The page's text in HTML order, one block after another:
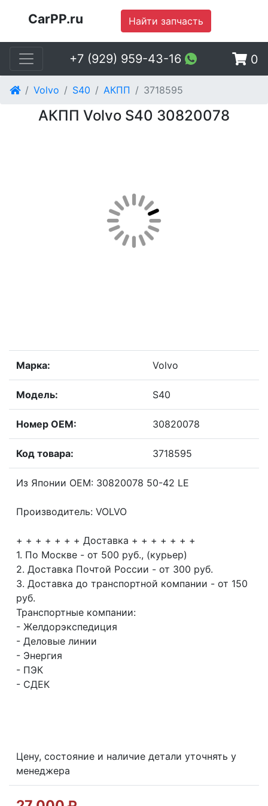
CarPP.ru Найти запчасть
+7 (929) 959-43-16 0
Volvo S40 АКПП 3718595
АКПП Volvo S40 30820078
Марка: Volvo
Модель: S40
Номер OEM: 30820078
Код товара: 3718595
Из Японии OEM: 30820078 50-42 LE
Производитель: VOLVO
+ + + + + + + Доставка + + + + + + +
1. По Москве - от 500 руб., (курьер)
2. Доставка Почтой России - от 300 руб.
3. Доставка до транспортной компании - от 150
руб.
Транспортные компании:
- Желдорэкспедиция
- Деловые линии
- Энергия
- ПЭК
- СДЕК
Цену, состояние и наличие детали уточнять у
менеджера